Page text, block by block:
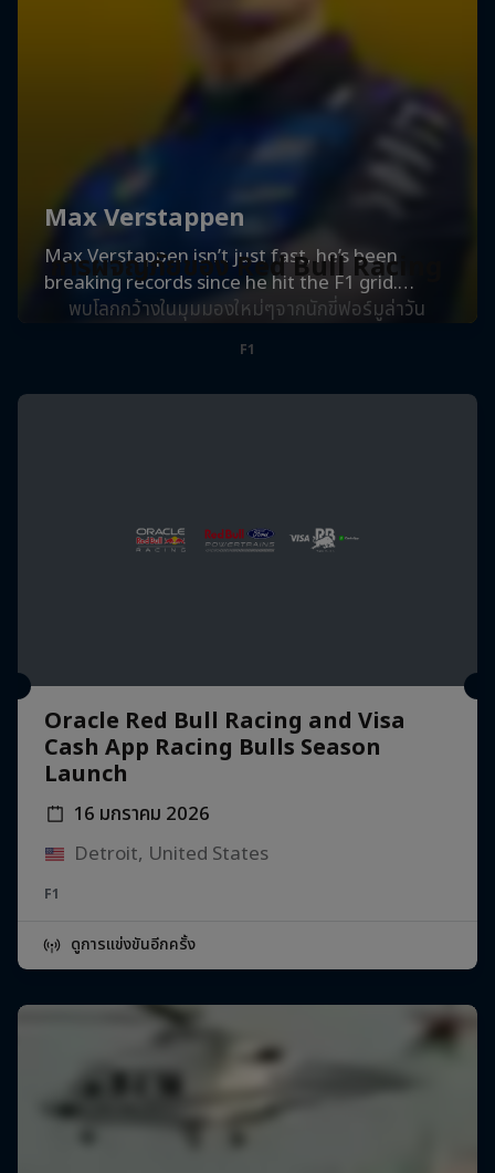
การผจญภัยของ Red Bull Racing
พบโลกกว้างในมุมมองใหม่ๆจากนักขี่ฟอร์มูล่าวัน
F1
Oracle Red Bull Racing and Visa
Cash App Racing Bulls Season
Launch
16 มกราคม 2026
Detroit, United States
F1
ดูการแข่งขันอีกครั้ง